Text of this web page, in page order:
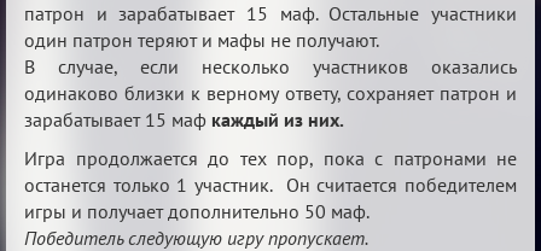
патрон и зарабатывает 15 маф. Остальные участники
один патрон теряют и мафы не получают.
В случае, если несколько участников оказались
одинаково близки к верному ответу, сохраняет патрон и
зарабатывает 15 маф каждый из них.
Игра продолжается до тех пор, пока с патронами не
останется только 1 участник. Он считается победителем
игры и получает дополнительно 50 маф.
Победитель следующую игру пропускает.